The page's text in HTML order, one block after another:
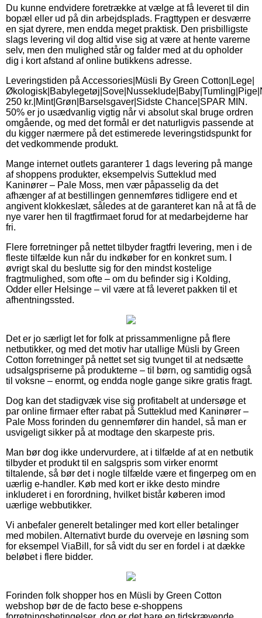
Du kunne endvidere foretrække at vælge at få leveret til din
bopæl eller ud på din arbejdsplads. Fragttypen er desværre
en sjat dyrere, men endda meget praktisk. Den prisbilligste
slags levering vil dog altid vise sig at være at hente varerne
selv, men den mulighed står og falder med at du opholder
dig i kort afstand af online butikkens adresse.
Leveringstiden på Accessories|Müsli By Green Cotton|Lege|
250 kr.|Mint|Grøn|Barselsgaver|Sidste Chance|SPAR MIN.
50% er jo usædvanlig vigtig når vi absolut skal bruge ordren
omgående, og med det formål er det naturligvis passende at
du kigger nærmere på det estimerede leveringstidspunkt for
det vedkommende produkt.
Mange internet outlets garanterer 1 dags levering på mange
af shoppens produkter, eksempelvis Sutteklud med
Kaninører – Pale Moss, men vær påpasselig da det
afhænger af at bestillingen gennemføres tidligere end et
angivent klokkeslæt, således at de garanteret kan nå at få de
nye varer hen til fragtfirmaet forud for at medarbejderne har
fri.
Flere forretninger på nettet tilbyder fragtfri levering, men i de
fleste tilfælde kun når du indkøber for en konkret sum. I
øvrigt skal du beslutte sig for den mindst kostelige
fragtmulighed, som ofte – om du befinder sig i Kolding,
Odder eller Helsinge – vil være at få leveret pakken til et
afhentningssted.
Det er jo særligt let for folk at prissammenligne på flere
netbutikker, og med det motiv har utallige Müsli by Green
Cotton forretninger på nettet set sig tvunget til at nedsætte
udsalgspriserne på produkterne – til børn, og samtidig også
til voksne – enormt, og endda nogle gange sikre gratis fragt.
Dog kan det stadigvæk vise sig profitabelt at undersøge et
par online firmaer efter rabat på Sutteklud med Kaninører –
Pale Moss forinden du gennemfører din handel, så man er
usvigeligt sikker på at modtage den skarpeste pris.
Man bør dog ikke undervurdere, at i tilfælde af at en netbutik
tilbyder et produkt til en salgspris som virker enormt
tiltalende, så bør det i nogle tilfælde være et fingerpeg om en
uærlig e-handler. Køb med kort er ikke desto mindre
inkluderet i en forordning, hvilket bistår køberen imod
uærlige webbutikker.
Vi anbefaler generelt betalinger med kort eller betalinger
med mobilen. Alternativt burde du overveje en løsning som
for eksempel ViaBill, for så vidt du ser en fordel i at dække
beløbet i flere bidder.
Forinden folk shopper hos en Müsli by Green Cotton
webshop bør de de facto bese e-shoppens